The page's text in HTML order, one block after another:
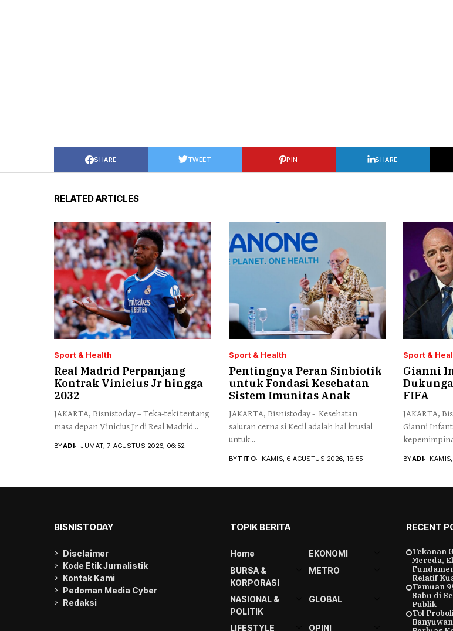
SHARE TWEET PIN SHARE
RELATED ARTICLES
Sport & Health
Real Madrid Perpanjang
Kontrak Vinicius Jr hingga
2032
JAKARTA, Bisnistoday – Teka-teki tentang
masa depan Vinicius Jr di Real Madrid...
BYADI JUMAT, 7 AGUSTUS 2026, 06:52
Sport & Health
Pentingnya Peran Sinbiotik
untuk Fondasi Kesehatan
Sistem Imunitas Anak
JAKARTA, Bisnistoday - Kesehatan
saluran cerna si Kecil adalah hal krusial
untuk...
BYTITO KAMIS, 6 AGUSTUS 2026, 19:55
Sport &
Gianni
FIFA
JAKARTA,
Gianni
BYADI
BISNISTODAY
Disclaimer
Kode Etik Jurnalistik
Kontak Kami
Pedoman Media Cyber
Redaksi
TOPIK BERITA
Home
EKONOMI
BURSA &
KORPORASI
METRO
NASIONAL &
POLITIK
GLOBAL
LIFESTYLE OPINI
RECENT
Tekanan
Mereda,
Relatif
Temuan
Sabu di
Publik
Tol